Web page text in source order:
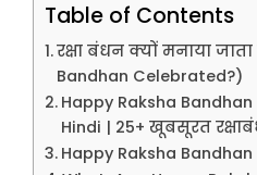
Table of Contents
रक्षा बंधन क्यों मनाया
Bandhan Celebrated?)
Happy Raksha
Hindi | 25+ खूबसूरत
Happy Raksha